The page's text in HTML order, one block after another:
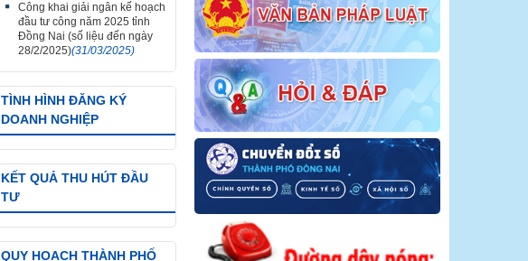
Công khai giải ngân kế hoạch
đầu tư công năm 2025 tỉnh
Đồng Nai (số liệu đến ngày
28/2/2025)(31/03/2025)
TÌNH HÌNH ĐĂNG KÝ
DOANH NGHIỆP
KẾT QUẢ THU HÚT ĐẦU
TƯ
QUY HOẠCH THÀNH PHỐ